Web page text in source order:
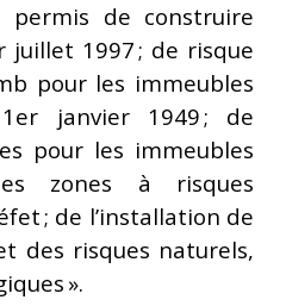
permis de construire
1997 ; de risque
pour les immeubles
janvier 1949 ; de
pour les immeubles
zones à risques
; de l’installation de
des risques naturels,
».